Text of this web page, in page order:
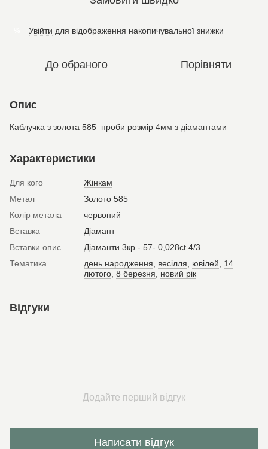
Увійти для відображення накопичувальної знижки
До обраного Порівняти
Опис
Каблучка з золота 585 проби розмір 4мм з діамантами
Характеристики
Для кого
Жінкам
Метал
Золото 585
Колір метала
червоний
Вставка
Діамант
Вставки опис
Діаманти 3кр.- 57- 0,028ct.4/3
Тематика
день народження весілля ювілей
14
лютого 8 березня новий рік
Відгуки
Додайте перший відгук
Написати відгук